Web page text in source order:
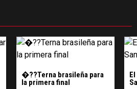
�??Terna brasileña para
la primera final